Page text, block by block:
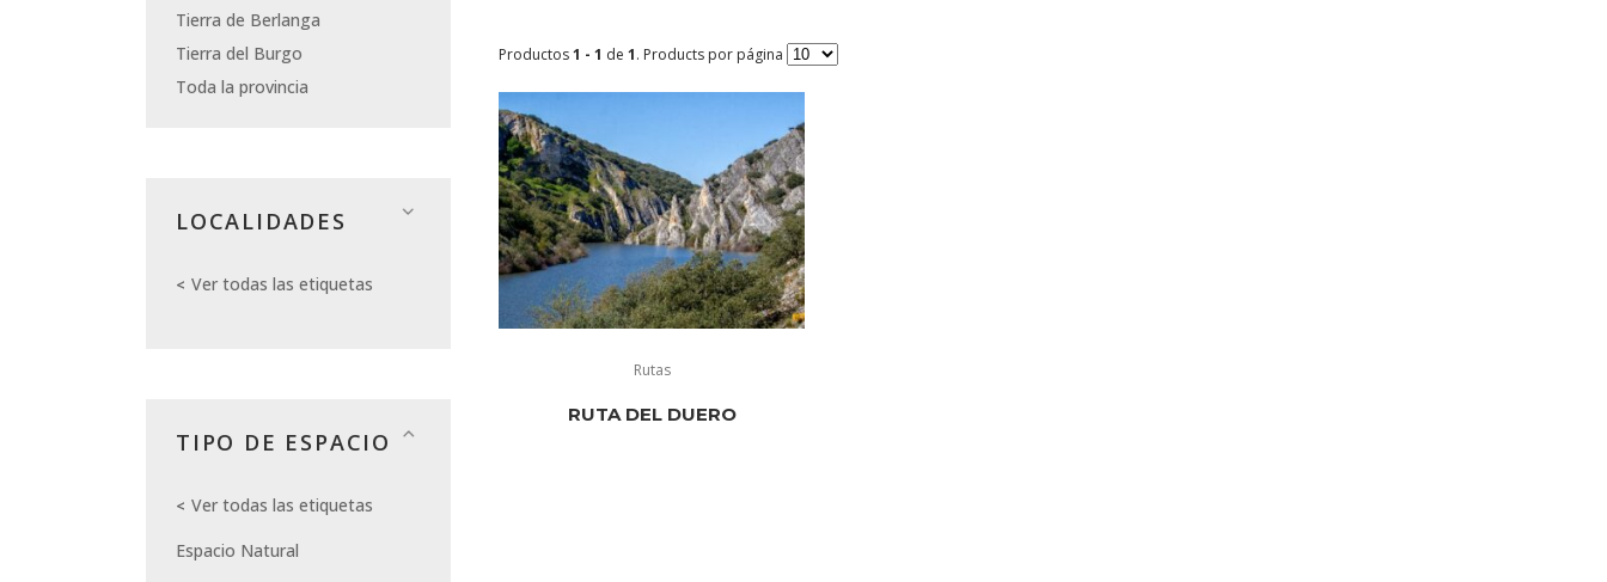
Tierra de Berlanga
Tierra del Burgo
Toda la provincia
LOCALIDADES
Ver todas las etiquetas
TIPO DE ESPACIO
Ver todas las etiquetas
Espacio Natural
Productos1 - 1 de 1. Products por página
Rutas
RUTA DEL DUERO